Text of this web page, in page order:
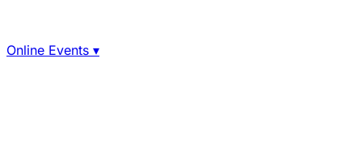
Online Events ▾